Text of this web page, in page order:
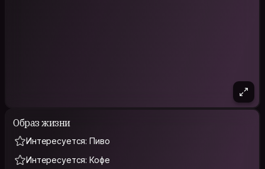
Образ жизни
Интересуется: Пиво
Интересуется: Кофе